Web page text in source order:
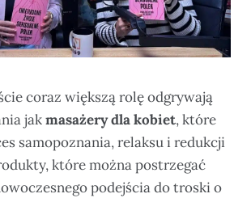
coraz większą rolę odgrywają
jakmasażery dla kobiet, które
samopoznania, relaksu i redukcji
które można postrzegać
podejścia do troski o